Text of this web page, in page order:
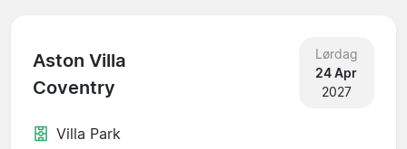
Aston Villa
Coventry
Lørdag
24 Apr
2027
Villa Park